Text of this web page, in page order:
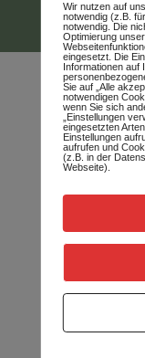
© 2026 -
Wir nutzen auf
notwendig (z.B.
notwendig. Die
Optimierung
eingesetzt. Die
Informationen auf
Sie auf „Alle
notwendigen
wenn Sie sich
„Einstellungen
eingesetzten
Einstellungen
aufrufen und
(z.B. in der
Webseite).